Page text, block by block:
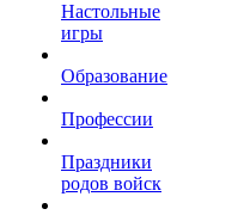
Настольные
игры
Образование
Профессии
Праздники
родов войск